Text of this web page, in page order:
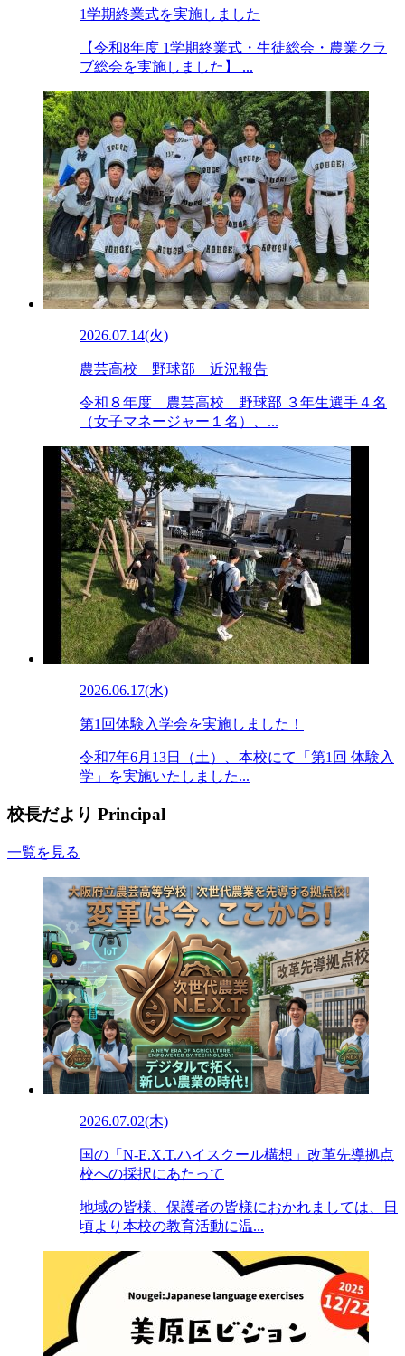
1学期終業式を実施しました
【令和8年度 1学期終業式・生徒総会・農業クラ
ブ総会を実施しました】 ...
2026.07.14(火)
農芸高校 野球部 近況報告
令和８年度 農芸高校 野球部 ３年生選手４名
（女子マネージャー１名）、...
2026.06.17(水)
第1回体験入学会を実施しました！
令和7年6月13日（土）、本校にて「第1回 体験入
学」を実施いたしました...
校長だより Principal
一覧を見る
2026.07.02(木)
国の「N-E.X.T.ハイスクール構想」改革先導拠点
校への採択にあたって
地域の皆様、保護者の皆様におかれましては、日
頃より本校の教育活動に温...